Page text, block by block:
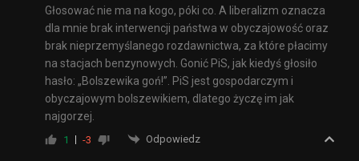
Głosować nie ma na kogo, póki co. A liberalizm oznacza
dla mnie brak interwencji państwa w obyczajowość oraz
brak nieprzemyślanego rozdawnictwa, za które płacimy
na stacjach benzynowych. Gonić PiS, jak kiedyś głosiło
hasło: „Bolszewika goń!”. PiS jest gospodarczym i
obyczajowym bolszewikiem, dlatego życzę im jak
najgorzej.
1 -3 Odpowiedz